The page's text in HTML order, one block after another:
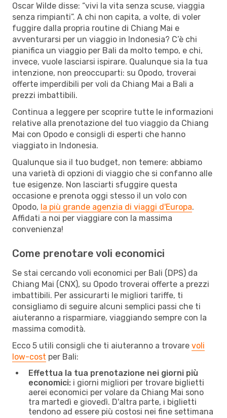
Oscar Wilde disse: “vivi la vita senza scuse, viaggia
senza rimpianti”. A chi non capita, a volte, di voler
fuggire dalla propria routine di Chiang Mai e
avventurarsi per un viaggio in Indonesia? C’è chi
pianifica un viaggio per Bali da molto tempo, e chi,
invece, vuole lasciarsi ispirare. Qualunque sia la tua
intenzione, non preoccuparti: su Opodo, troverai
offerte imperdibili per voli da Chiang Mai a Bali a
prezzi imbattibili.
Continua a leggere per scoprire tutte le informazioni
relative alla prenotazione del tuo viaggio da Chiang
Mai con Opodo e consigli di esperti che hanno
viaggiato in Indonesia.
Qualunque sia il tuo budget, non temere: abbiamo
una varietà di opzioni di viaggio che si confanno alle
tue esigenze. Non lasciarti sfuggire questa
occasione e prenota oggi stesso il un volo con
Opodo, la più grande agenzia di viaggi d'Europa.
Affidati a noi per viaggiare con la massima
convenienza!
Come prenotare voli economici
Se stai cercando voli economici per Bali (DPS) da
Chiang Mai (CNX), su Opodo troverai offerte a prezzi
imbattibili. Per assicurarti le migliori tariffe, ti
consigliamo di seguire alcuni semplici passi che ti
aiuteranno a risparmiare, viaggiando sempre con la
massima comodità.
Ecco 5 utili consigli che ti aiuteranno a trovare voli
low-cost per Bali:
Effettua la tua prenotazione nei giorni più
economici: i giorni migliori per trovare biglietti
aerei economici per volare da Chiang Mai sono
tra martedì e giovedì. D'altra parte, i biglietti
tendono ad essere più costosi nei fine settimana